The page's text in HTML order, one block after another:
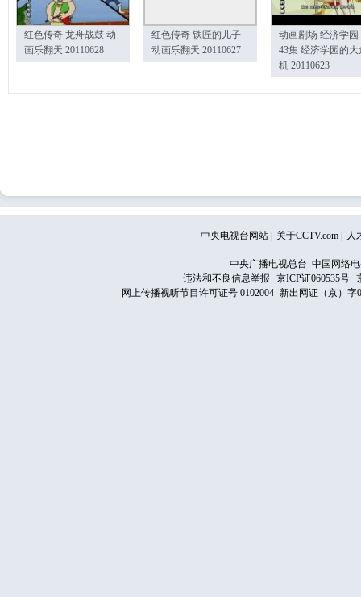
红色传奇 龙舟战鼓 动
画乐翻天 20110628
红色传奇 铁匠的儿子
动画乐翻天 20110627
动画剧场 经济学园
43集 经济学园的大
机 20110623
中央电视台网站 关于CCTV.com 人
中央广播电视总台 中国网络
违法和不良信息举报
京ICP证060535号
网上传播视听节目许可证号 0102004 新出网证（京）